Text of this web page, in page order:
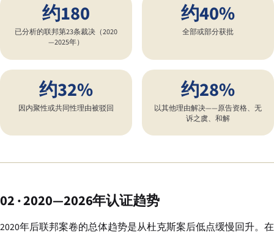
约180
已分析的联邦第23条裁决（2020
—2025年）
约40%
全部或部分获批
约32%
因内聚性或共同性理由被驳回
约28%
以其他理由解决——原告资格、无
诉之虞、和解
02 · 2020—2026年认证趋势
2020年后联邦案卷的总体趋势是从杜克斯案后低点缓慢回升。在